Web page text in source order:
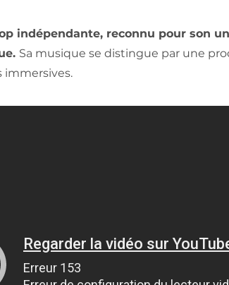
indépendante, reconnu pour son
Sa musique se distingue par une
immersives.